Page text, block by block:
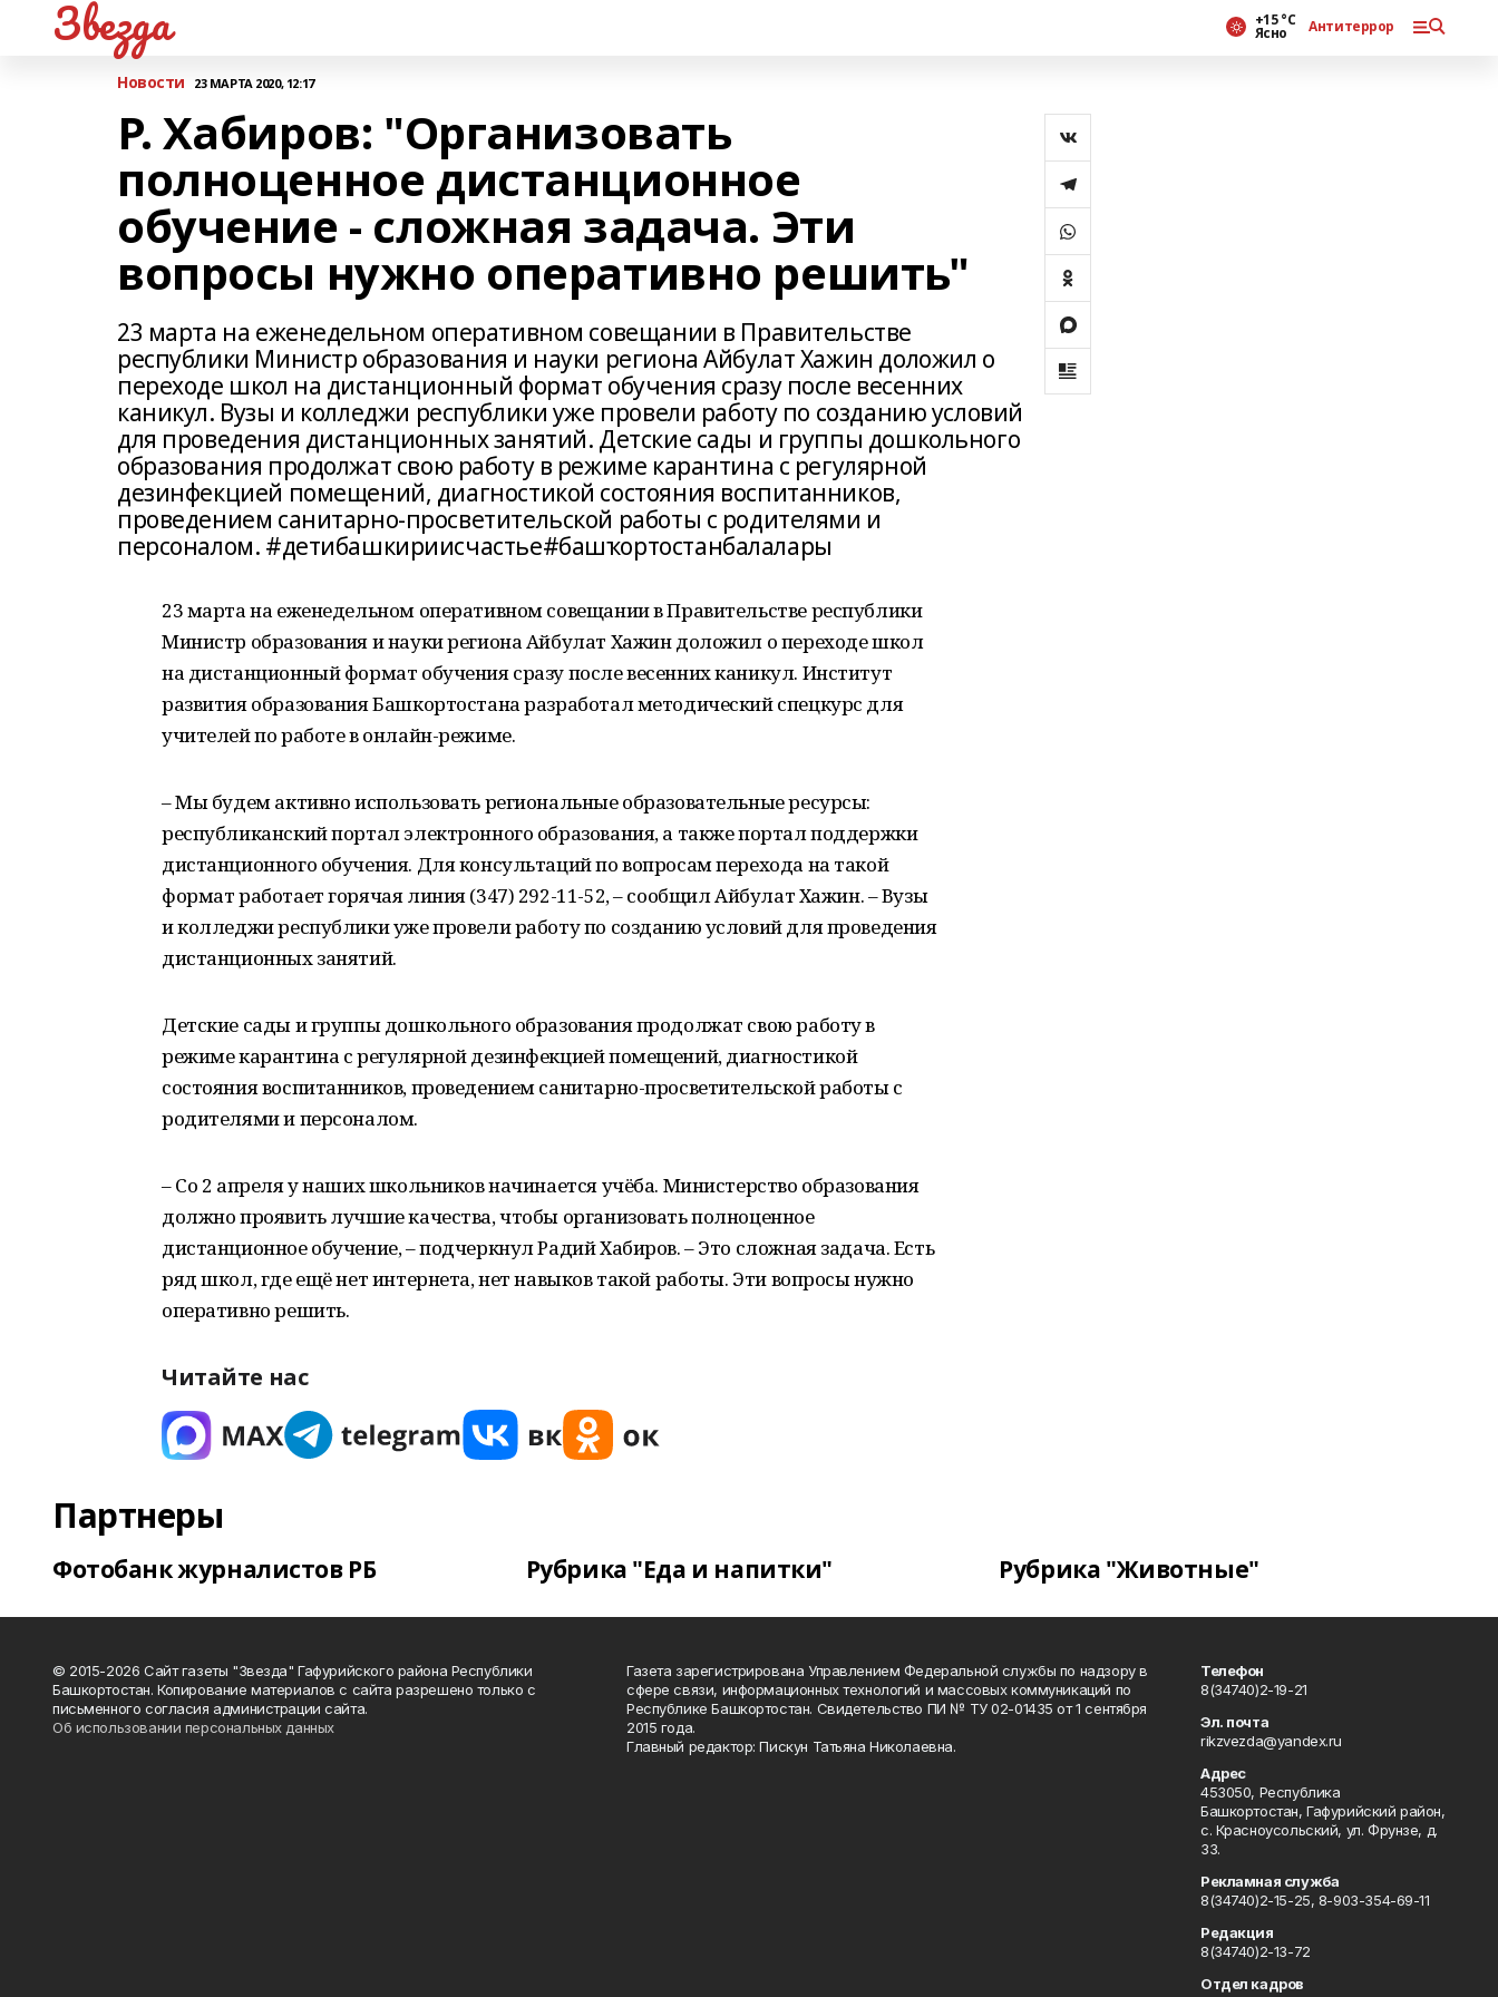
Звезда +15 °С
Ясно Антитеррор
Новости 23 МАРТА 2020, 12:17
Р. Хабиров: "Организовать
полноценное дистанционное
обучение - сложная задача. Эти
вопросы нужно оперативно решить"
23 марта на еженедельном оперативном совещании в Правительстве
республики Министр образования и науки региона Айбулат Хажин доложил о
переходе школ на дистанционный формат обучения сразу после весенних
каникул. Вузы и колледжи республики уже провели работу по созданию условий
для проведения дистанционных занятий. Детские сады и группы дошкольного
образования продолжат свою работу в режиме карантина с регулярной
дезинфекцией помещений, диагностикой состояния воспитанников,
проведением санитарно-просветительской работы с родителями и
персоналом. #детибашкириисчастье#башҡортостанбалалары
23 марта на еженедельном оперативном совещании в Правительстве республики
Министр образования и науки региона Айбулат Хажин доложил о переходе школ
на дистанционный формат обучения сразу после весенних каникул. Институт
развития образования Башкортостана разработал методический спецкурс для
учителей по работе в онлайн-режиме.
– Мы будем активно использовать региональные образовательные ресурсы:
республиканский портал электронного образования, а также портал поддержки
дистанционного обучения. Для консультаций по вопросам перехода на такой
формат работает горячая линия (347) 292-11-52, – сообщил Айбулат Хажин. – Вузы
и колледжи республики уже провели работу по созданию условий для проведения
дистанционных занятий.
Детские сады и группы дошкольного образования продолжат свою работу в
режиме карантина с регулярной дезинфекцией помещений, диагностикой
состояния воспитанников, проведением санитарно-просветительской работы с
родителями и персоналом.
– Со 2 апреля у наших школьников начинается учёба. Министерство образования
должно проявить лучшие качества, чтобы организовать полноценное
дистанционное обучение, – подчеркнул Радий Хабиров. – Это сложная задача. Есть
ряд школ, где ещё нет интернета, нет навыков такой работы. Эти вопросы нужно
оперативно решить.
Читайте нас
Партнеры
Фотобанк журналистов РБ Рубрика "Еда и напитки" Рубрика "Животные"
© 2015-2026 Сайт газеты "Звезда" Гафурийского района Республики
Башкортостан. Копирование материалов с сайта разрешено только с
письменного согласия администрации сайта.
Об использовании персональных данных
Газета зарегистрирована Управлением Федеральной службы по надзору в
сфере связи, информационных технологий и массовых коммуникаций по
Республике Башкортостан. Свидетельство ПИ № ТУ 02-01435 от 1 сентября
2015 года.
Главный редактор: Пискун Татьяна Николаевна.
Телефон
8(34740)2-19-21
Эл. почта
rikzvezda@yandex.ru
Адрес
453050, Республика
Башкортостан, Гафурийский район,
с. Красноусольский, ул. Фрунзе, д.
33.
Рекламная служба
8(34740)2-15-25, 8-903-354-69-11
Редакция
8(34740)2-13-72
Отдел кадров